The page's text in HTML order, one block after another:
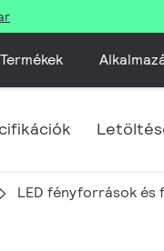
Termékek
LED fényforrások és